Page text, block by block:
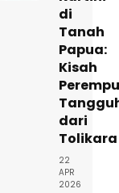
di
Tanah
Papua:
Kisah
dari
Tolikara
22
APR
2026